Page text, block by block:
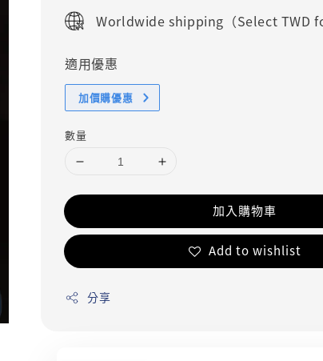
Worldwide shipping（Select TWD
適用優惠
加價購優惠
數量
加入購物車
Add to wishlist
分享